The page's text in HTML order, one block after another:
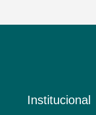
Institucional